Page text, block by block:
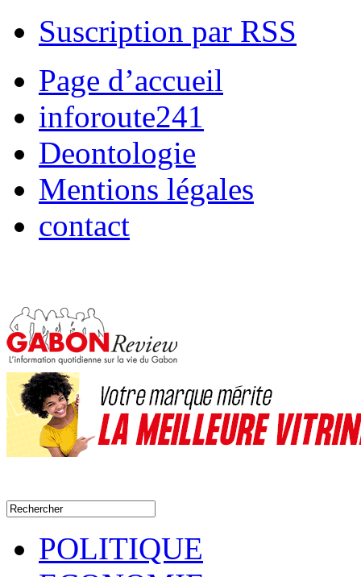
Suscription par RSS
Page d’accueil
inforoute241
Deontologie
Mentions légales
contact
POLITIQUE